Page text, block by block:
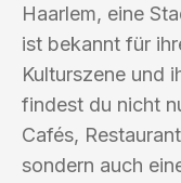
Haarlem, eine
ist bekannt für
Kulturszene und
findest du nicht
Cafés,
sondern auch